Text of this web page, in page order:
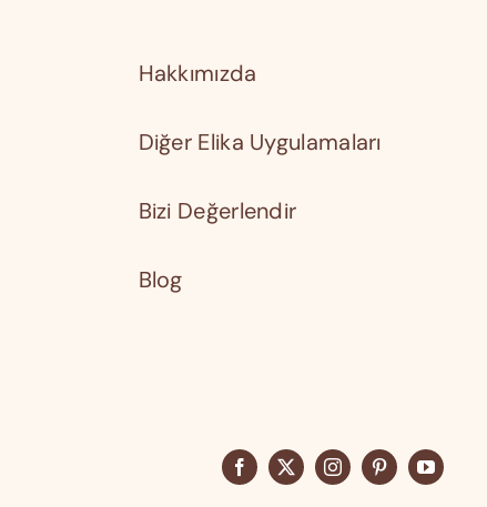
Hakkımızda
Diğer Elika Uygulamaları
Bizi Değerlendir
Blog